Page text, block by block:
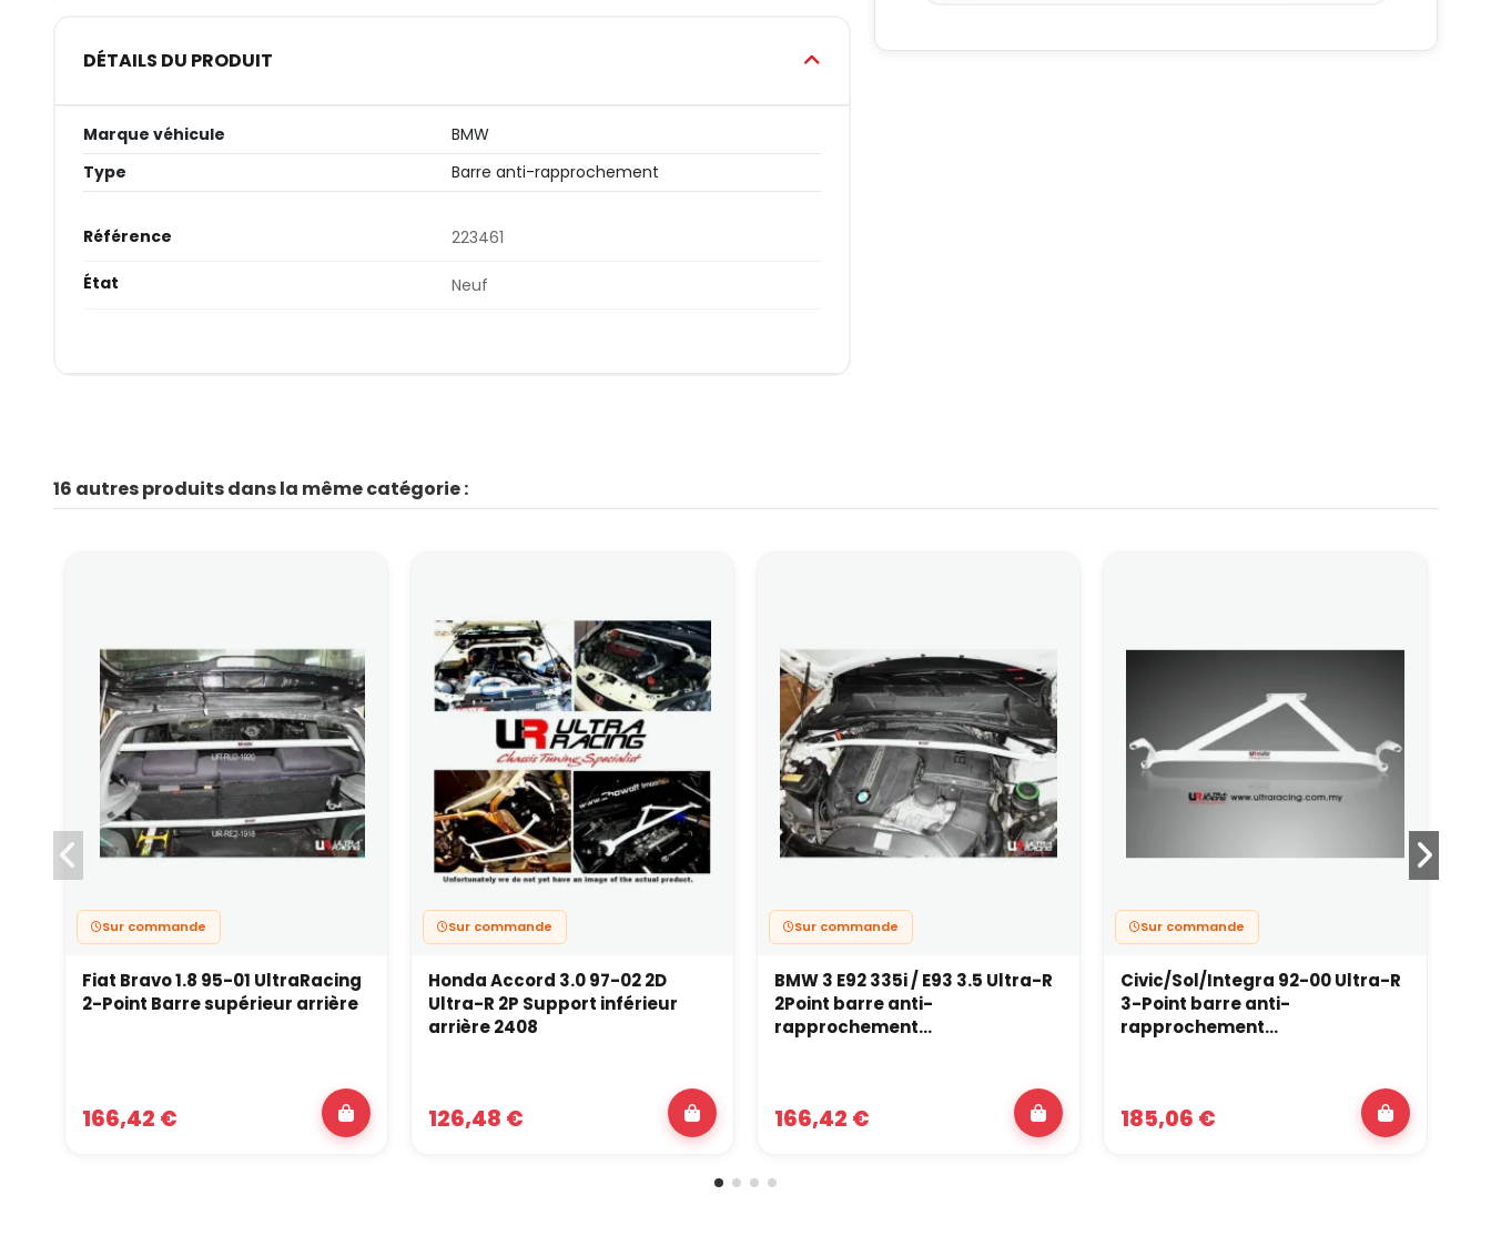
DÉTAILS DU PRODUIT
Marque véhicule
BMW
Type
Barre anti-rapprochement
Référence 223461
État Neuf
16 autres produits dans la même catégorie :
Sur commande
Fiat Bravo 1.8 95-01 UltraRacing
2-Point Barre supérieur arrière
166,42 €
Sur commande
Honda Accord 3.0 97-02 2D
Ultra-R 2P Support inférieur
arrière 2408
126,48 €
Sur commande
BMW 3 E92 335i / E93 3.5 Ultra-R
2Point barre anti-
rapprochement...
166,42 €
Sur commande
Civic/Sol/Integra 92-00 Ultra-R
3-Point barre anti-
rapprochement...
185,06 €